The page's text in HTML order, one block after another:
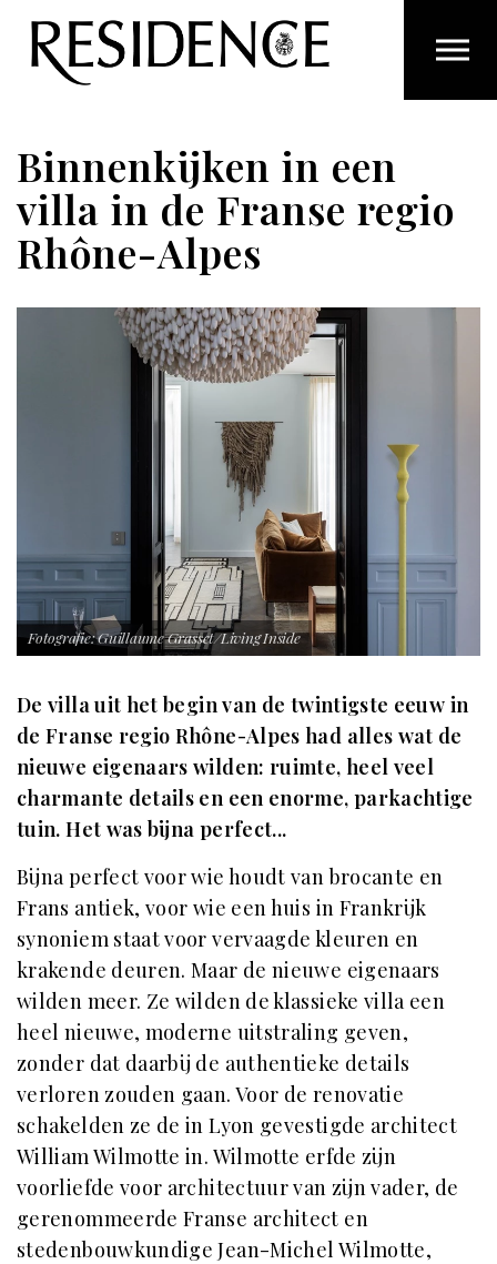
Overslaan en ga direct naar de inhoud
Binnenkijken in een
villa in de Franse regio
Rhône-Alpes
Fotografie: Guillaume Grasset/Living Inside
De villa uit het begin van de twintigste eeuw in
de Franse regio Rhône-Alpes had alles wat de
nieuwe eigenaars wilden: ruimte, heel veel
charmante details en een enorme, parkachtige
tuin. Het was bijna perfect...
Bijna perfect voor wie houdt van brocante en
Frans antiek, voor wie een huis in Frankrijk
synoniem staat voor vervaagde kleuren en
krakende deuren. Maar de nieuwe eigenaars
wilden meer. Ze wilden de klassieke villa een
heel nieuwe, moderne uitstraling geven,
zonder dat daarbij de authentieke details
verloren zouden gaan. Voor de renovatie
schakelden ze de in Lyon gevestigde architect
William Wilmotte in. Wilmotte erfde zijn
voorliefde voor architectuur van zijn vader, de
gerenommeerde Franse architect en
stedenbouwkundige Jean-Michel Wilmotte,